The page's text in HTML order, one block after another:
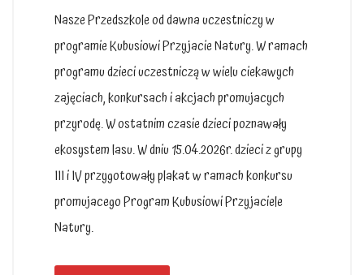
Nasze Przedszkole od dawna uczestniczy w
programie Kubusiowi Przyjacie Natury. W ramach
programu dzieci uczestniczą w wielu ciekawych
zajęciach, konkursach i akcjach promujacych
przyrodę. W ostatnim czasie dzieci poznawały
ekosystem lasu. W dniu 15.04.2026r. dzieci z grupy
III i IV przygotowały plakat w ramach konkursu
promujacego Program Kubusiowi Przyjaciele
Natury.